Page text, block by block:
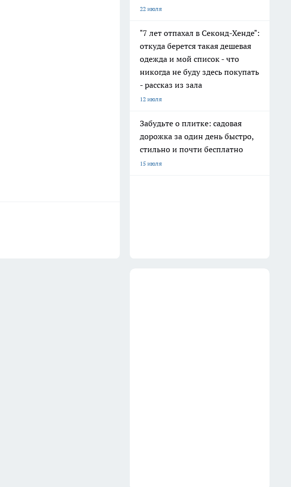
22 июля
"7 лет отпахал в Секонд-Хенде":
откуда берется такая дешевая
одежда и мой список - что
никогда не буду здесь покупать
- рассказ из зала
12 июля
Забудьте о плитке: садовая
дорожка за один день быстро,
стильно и почти бесплатно
15 июля